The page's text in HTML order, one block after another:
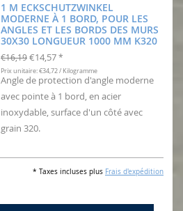
1 M ECKSCHUTZWINKEL
MODERNE À 1 BORD, POUR LES
ANGLES ET LES BORDS DES MURS
30X30 LONGUEUR 1000 MM K320
€16,19 €14,57 *
Prix unitaire: €34,72 / Kilogramme
Angle de protection d'angle moderne
avec pointe à 1 bord, en acier
inoxydable, surface d'un côté avec
grain 320.
* Taxes incluses plus Frais d'expédition